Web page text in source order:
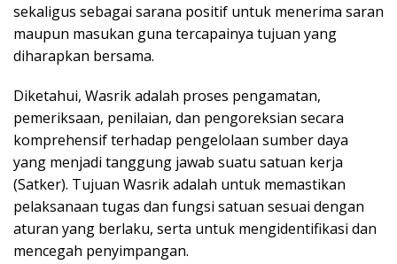
sekaligus sebagai sarana positif untuk menerima saran
maupun masukan guna tercapainya tujuan yang
diharapkan bersama.
Diketahui, Wasrik adalah proses pengamatan,
pemeriksaan, penilaian, dan pengoreksian secara
komprehensif terhadap pengelolaan sumber daya
yang menjadi tanggung jawab suatu satuan kerja
(Satker). Tujuan Wasrik adalah untuk memastikan
pelaksanaan tugas dan fungsi satuan sesuai dengan
aturan yang berlaku, serta untuk mengidentifikasi dan
mencegah penyimpangan.